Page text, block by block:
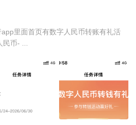
里面首页有数字人民币转账有礼活
币- ...